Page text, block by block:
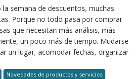
semana de descuentos, muchas
Porque no todo pasa por comprar
que necesitan más análisis, más
un poco más de tiempo. Mudarse
un lugar, acomodar fechas, organizar
Novedades de productos y servicios